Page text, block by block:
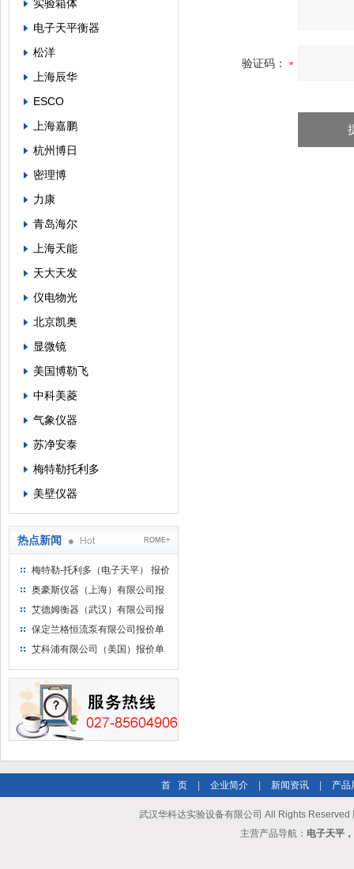
实验箱体
电子天平衡器
松洋
上海辰华
ESCO
上海嘉鹏
杭州博日
密理博
力康
青岛海尔
上海天能
天大天发
仪电物光
北京凯奥
显微镜
美国博勒飞
中科美菱
气象仪器
苏净安泰
梅特勒托利多
美壁仪器
热点新闻 Hot ROME+
梅特勒-托利多（电子天平） 报价
单
奥豪斯仪器（上海）有限公司报
价单
艾德姆衡器（武汉）有限公司报
价单
保定兰格恒流泵有限公司报价单
艾科浦有限公司（美国）报价单
验证码：
首 页 企业简介 新闻资讯 产品
武汉华科达实验设备有限公司 All Rights Reserved
主营产品导航： 电子天平